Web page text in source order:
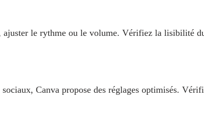
le rythme ou le volume. Vérifiez la lisibilité
Canva propose des réglages optimisés.